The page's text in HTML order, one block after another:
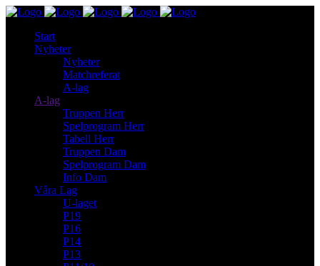
Start
Nyheter
Nyheter
Matchreferat
A-lag
A-lag
Truppen Herr
Spelprogram Herr
Tabell Herr
Truppen Dam
Spelprogram Dam
Info Dam
Våra Lag
U-laget
P19
P16
P14
P13